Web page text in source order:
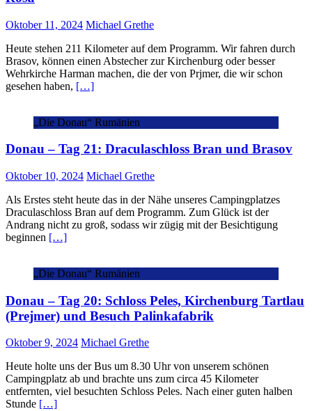
Oktober 11, 2024 Michael Grethe
Heute stehen 211 Kilometer auf dem Programm. Wir fahren durch
Brasov, können einen Abstecher zur Kirchenburg oder besser
Wehrkirche Harman machen, die der von Prjmer, die wir schon
gesehen haben, […]
„Die Donau“ Rumänien
Donau – Tag 21: Draculaschloss Bran und Brasov
Oktober 10, 2024 Michael Grethe
Als Erstes steht heute das in der Nähe unseres Campingplatzes
Draculaschloss Bran auf dem Programm. Zum Glück ist der
Andrang nicht zu groß, sodass wir zügig mit der Besichtigung
beginnen […]
„Die Donau“ Rumänien
Donau – Tag 20: Schloss Peles, Kirchenburg Tartlau
(Prejmer) und Besuch Palinkafabrik
Oktober 9, 2024 Michael Grethe
Heute holte uns der Bus um 8.30 Uhr von unserem schönen
Campingplatz ab und brachte uns zum circa 45 Kilometer
entfernten, viel besuchten Schloss Peles. Nach einer guten halben
Stunde […]